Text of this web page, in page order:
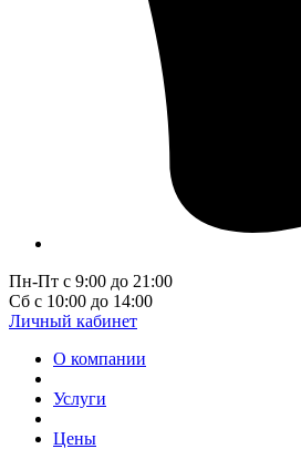
Пн-Пт с 9:00 до 21:00
Сб с 10:00 до 14:00
Личный кабинет
О компании
Услуги
Цены